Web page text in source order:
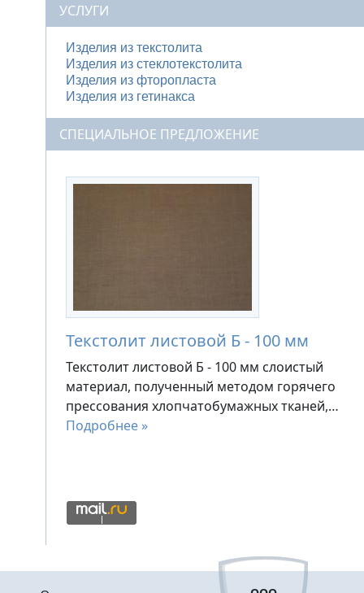
УСЛУГИ
Изделия из текстолита
Изделия из стеклотекстолита
Изделия из фторопласта
Изделия из гетинакса
СПЕЦИАЛЬНОЕ ПРЕДЛОЖЕНИЕ
Текстолит листовой Б - 100 мм
Текстолит листовой Б - 100 мм слоистый
материал, полученный методом горячего
прессования хлопчатобумажных тканей,…
Подробнее »